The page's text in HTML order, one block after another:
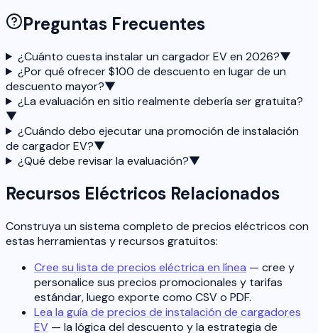
Preguntas Frecuentes
¿Cuánto cuesta instalar un cargador EV en 2026?▼
¿Por qué ofrecer $100 de descuento en lugar de un
descuento mayor?▼
¿La evaluación en sitio realmente debería ser gratuita?
▼
¿Cuándo debo ejecutar una promoción de instalación
de cargador EV?▼
¿Qué debe revisar la evaluación?▼
Recursos Eléctricos Relacionados
Construya un sistema completo de precios eléctricos con
estas herramientas y recursos gratuitos:
Cree su lista de precios eléctrica en línea — cree y
personalice sus precios promocionales y tarifas
estándar, luego exporte como CSV o PDF.
Lea la guía de precios de instalación de cargadores
EV — la lógica del descuento y la estrategia de